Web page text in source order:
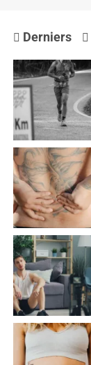
Derniers